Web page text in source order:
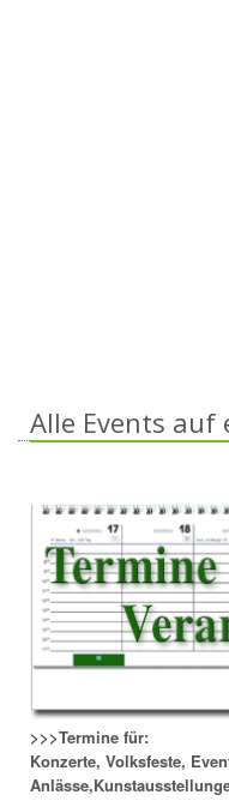
Alle Events auf
>>>Termine für:
Konzerte, Volksfeste,